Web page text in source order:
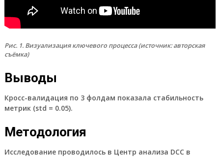
Рис. 1. Визуализация ключевого процесса (источник: авторская
съёмка)
Выводы
Кросс-валидация по 3 фолдам показала стабильность
метрик (std = 0.05).
Методология
Исследование проводилось в Центр анализа DCC в